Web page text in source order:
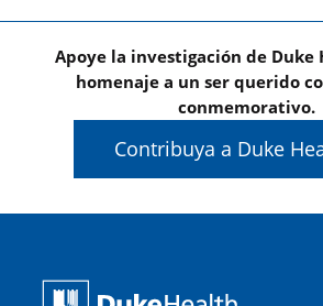
Apoye la investigación de Duke
homenaje a un ser querido
conmemorativo.
Contribuya a Duke